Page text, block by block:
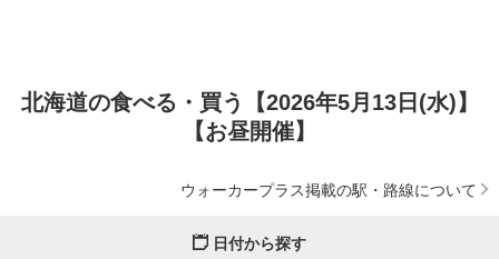
北海道の食べる・買う【2026年5月13日(水)】
【お昼開催】
ウォーカープラス掲載の駅・路線について
日付から探す